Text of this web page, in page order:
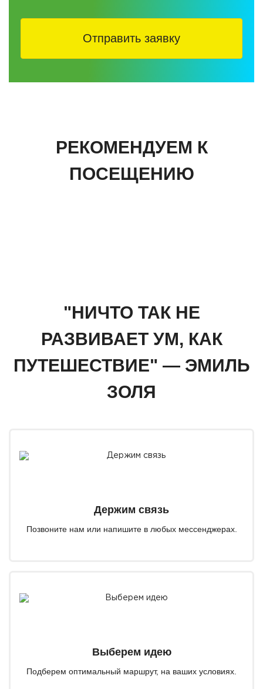
Отправить заявку
РЕКОМЕНДУЕМ К
ПОСЕЩЕНИЮ
"НИЧТО ТАК НЕ
РАЗВИВАЕТ УМ, КАК
ПУТЕШЕСТВИЕ" — ЭМИЛЬ
ЗОЛЯ
Держим связь
Позвоните нам или напишите в любых мессенджерах.
Выберем идею
Подберем оптимальный маршрут, на ваших условиях.